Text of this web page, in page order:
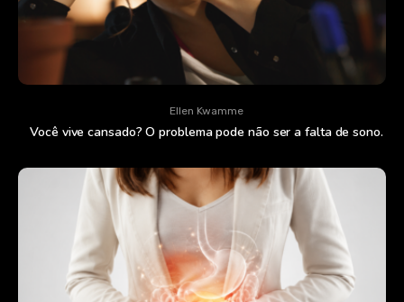
Ellen Kwamme
Você vive cansado? O problema pode não ser a falta de sono.